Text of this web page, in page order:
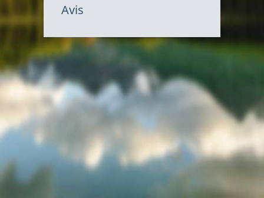
Avis
du